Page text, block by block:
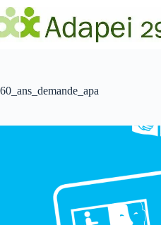
Passer
au
contenu
60_ans_demande_apa